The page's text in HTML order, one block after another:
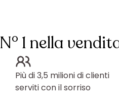
N° 1 nella
Più di 3,5 milioni di clienti
serviti con il sorriso